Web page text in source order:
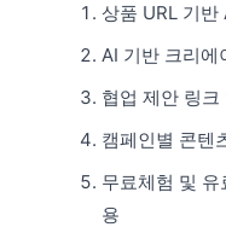
상품 URL 기반
AI 기반 크리에
협업 제안 링
캠페인별 콘텐
무료체험 및
용